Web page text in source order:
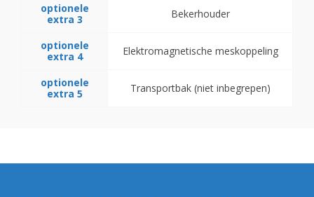
optionele
extra 3
Bekerhouder
optionele
extra 4
Elektromagnetische meskoppeling
optionele
extra 5
Transportbak (niet inbegrepen)